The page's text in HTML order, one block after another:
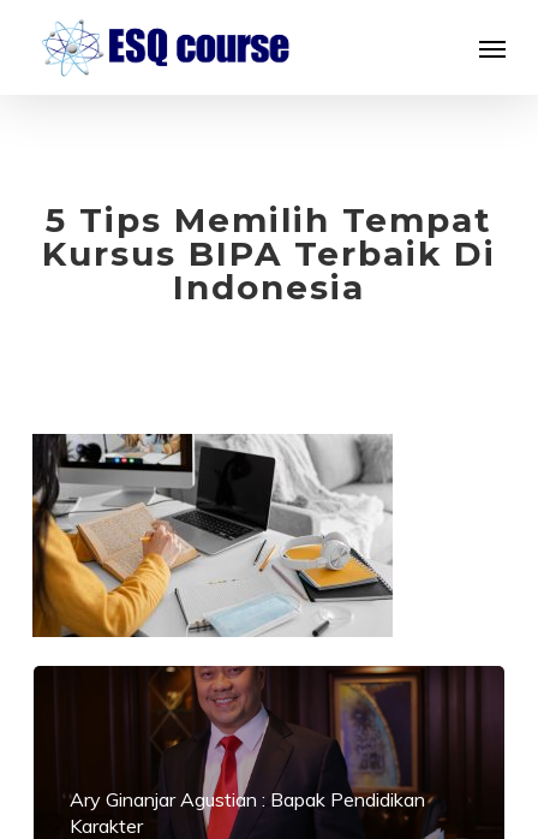
5 Tips Memilih Tempat
Kursus BIPA Terbaik Di
Indonesia
Ary Ginanjar Agustian : Bapak Pendidikan
Karakter